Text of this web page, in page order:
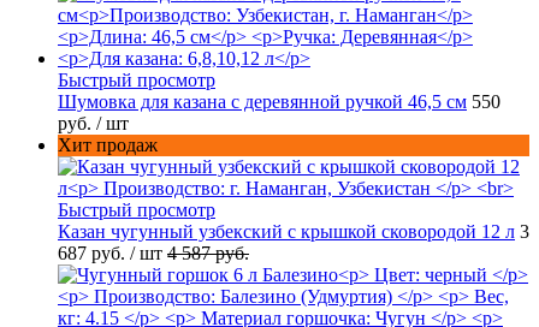
Быстрый просмотр
Шумовка для казана с деревянной ручкой 46,5 см 550
руб. / шт
Хит продаж
Быстрый просмотр
Казан чугунный узбекский с крышкой сковородой 12 л 3
687 руб. / шт 4 587 руб.